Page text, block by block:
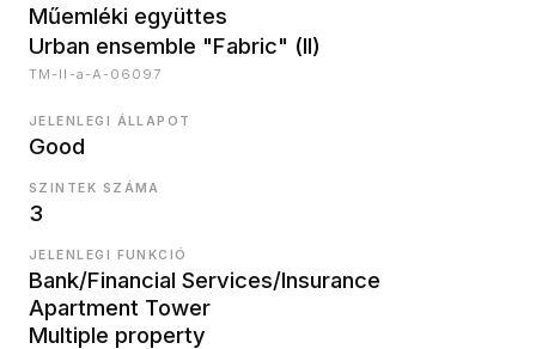
Műemléki együttes
Urban ensemble "Fabric" (II)
TM-II-a-A-06097
JELENLEGI ÁLLAPOT
Good
SZINTEK SZÁMA
3
JELENLEGI FUNKCIÓ
Bank/Financial Services/Insurance
Apartment Tower
Multiple property